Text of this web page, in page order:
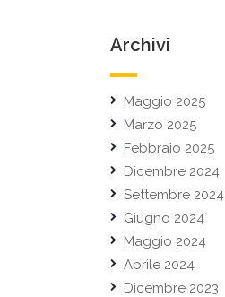
Archivi
Maggio 2025
Marzo 2025
Febbraio 2025
Dicembre 2024
Settembre 2024
Giugno 2024
Maggio 2024
Aprile 2024
Dicembre 2023